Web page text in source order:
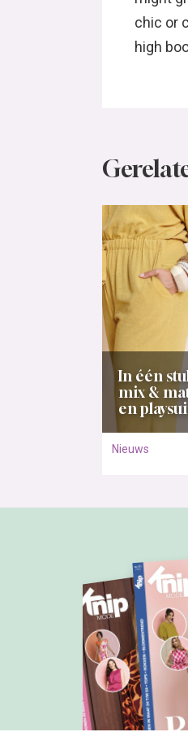
chic or
high
In één
mix &
en
Nieuws